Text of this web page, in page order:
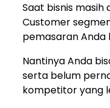
Saat bisnis masih
Customer
pemasaran Anda
Nantinya Anda
serta belum
kompetitor yang